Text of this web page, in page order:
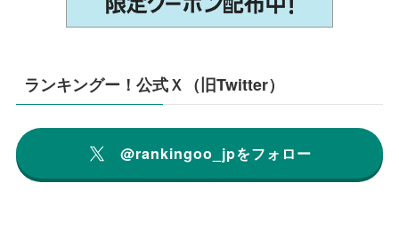
ランキングー！公式Ｘ（旧Twitter）
@rankingoo_jpをフォロー